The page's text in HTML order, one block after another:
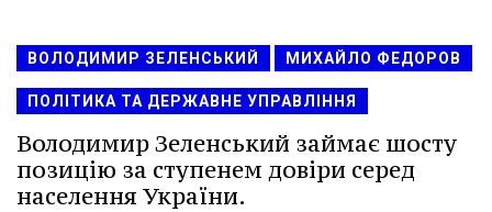
ВОЛОДИМИР ЗЕЛЕНСЬКИЙ МИХАЙЛО ФЕДОРОВ
ПОЛІТИКА ТА ДЕРЖАВНЕ УПРАВЛІННЯ
Володимир Зеленський займає шосту
позицію за ступенем довіри серед
населення України.